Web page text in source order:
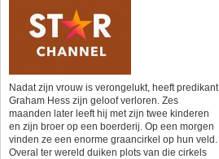
Nadat zijn vrouw is verongelukt, heeft predikant
Graham Hess zijn geloof verloren. Zes
maanden later leeft hij met zijn twee kinderen
en zijn broer op een boerderij. Op een morgen
vinden ze een enorme graancirkel op hun veld.
Overal ter wereld duiken plots van die cirkels